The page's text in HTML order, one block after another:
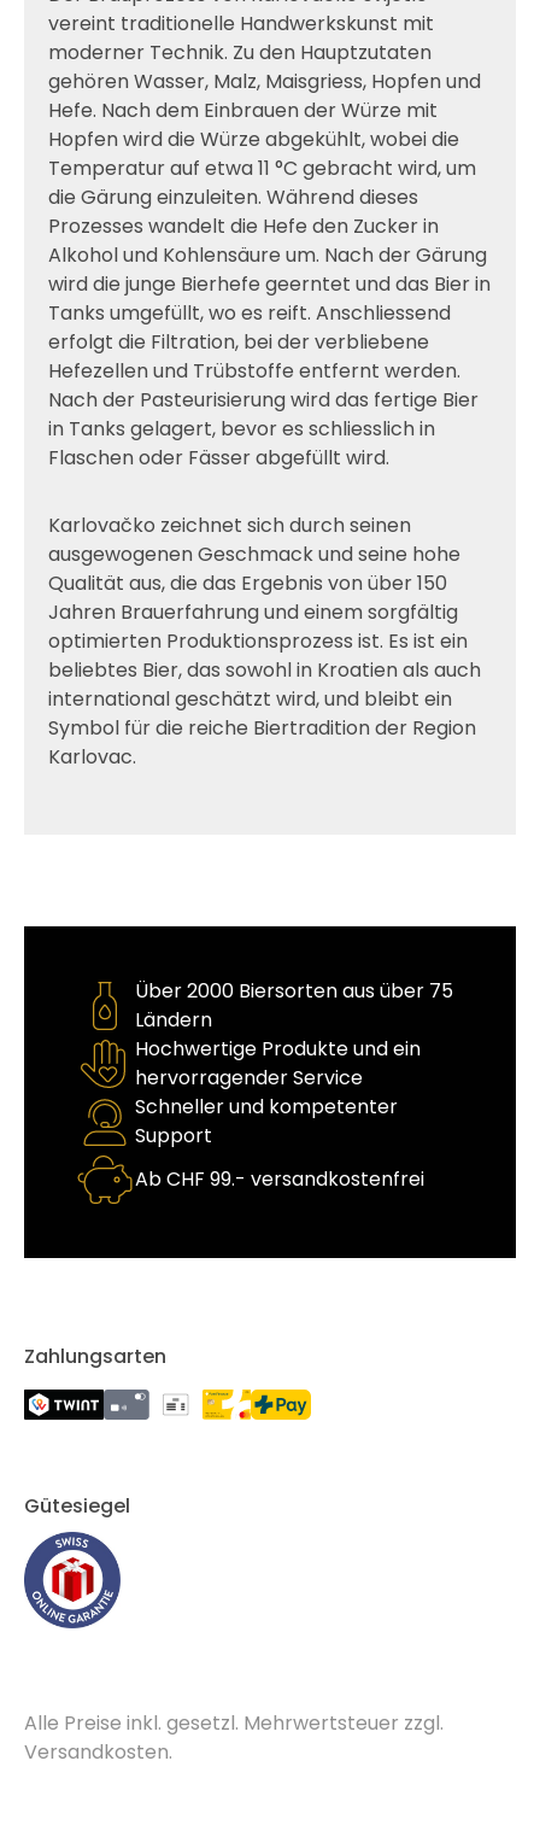
vereint traditionelle Handwerkskunst mit
moderner Technik. Zu den Hauptzutaten
gehören Wasser, Malz, Maisgriess, Hopfen und
Hefe. Nach dem Einbrauen der Würze mit
Hopfen wird die Würze abgekühlt, wobei die
Temperatur auf etwa 11 °C gebracht wird, um
die Gärung einzuleiten. Während dieses
Prozesses wandelt die Hefe den Zucker in
Alkohol und Kohlensäure um. Nach der Gärung
wird die junge Bierhefe geerntet und das Bier in
Tanks umgefüllt, wo es reift. Anschliessend
erfolgt die Filtration, bei der verbliebene
Hefezellen und Trübstoffe entfernt werden.
Nach der Pasteurisierung wird das fertige Bier
in Tanks gelagert, bevor es schliesslich in
Flaschen oder Fässer abgefüllt wird.
Karlovačko zeichnet sich durch seinen
ausgewogenen Geschmack und seine hohe
Qualität aus, die das Ergebnis von über 150
Jahren Brauerfahrung und einem sorgfältig
optimierten Produktionsprozess ist. Es ist ein
beliebtes Bier, das sowohl in Kroatien als auch
international geschätzt wird, und bleibt ein
Symbol für die reiche Biertradition der Region
Karlovac.
Über 2000 Biersorten aus über 75
Ländern
Hochwertige Produkte und ein
hervorragender Service
Schneller und kompetenter
Support
Ab CHF 99.- versandkostenfrei
Zahlungsarten
Gütesiegel
Alle Preise inkl. gesetzl. Mehrwertsteuer zzgl.
Versandkosten.